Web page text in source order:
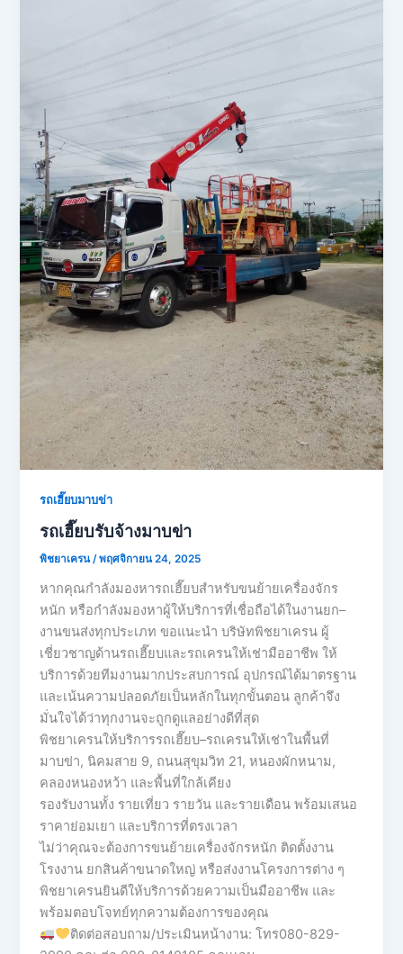
รถเฮี๊ยบมาบข่า
รถเฮี๊ยบรับจ้างมาบข่า
พิชยาเครน/พฤศจิกายน 24, 2025
หากคุณกำลังมองหารถเฮี๊ยบสำหรับขนย้ายเครื่องจักร
หนัก หรือกำลังมองหาผู้ให้บริการที่เชื่อถือได้ในงานยก–
งานขนส่งทุกประเภท ขอแนะนำ บริษัทพิชยาเครน ผู้
เชี่ยวชาญด้านรถเฮี๊ยบและรถเครนให้เช่ามืออาชีพ ให้
บริการด้วยทีมงานมากประสบการณ์ อุปกรณ์ได้มาตรฐาน
และเน้นความปลอดภัยเป็นหลักในทุกขั้นตอน ลูกค้าจึง
มั่นใจได้ว่าทุกงานจะถูกดูแลอย่างดีที่สุด
พิชยาเครนให้บริการรถเฮี๊ยบ–รถเครนให้เช่าในพื้นที่
มาบข่า, นิคมสาย 9, ถนนสุขุมวิท 21, หนองผักหนาม,
คลองหนองหว้า และพื้นที่ใกล้เคียง
รองรับงานทั้ง รายเที่ยว รายวัน และรายเดือน พร้อมเสนอ
ราคาย่อมเยา และบริการที่ตรงเวลา
ไม่ว่าคุณจะต้องการขนย้ายเครื่องจักรหนัก ติดตั้งงาน
โรงงาน ยกสินค้าขนาดใหญ่ หรือส่งงานโครงการต่าง ๆ
พิชยาเครนยินดีให้บริการด้วยความเป็นมืออาชีพ และ
พร้อมตอบโจทย์ทุกความต้องการของคุณ
ติดต่อสอบถาม/ประเมินหน้างาน: โทร080-829-